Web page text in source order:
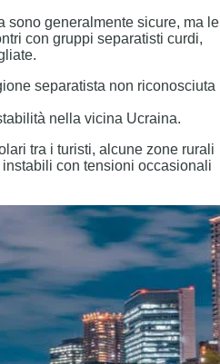
sono generalmente sicure, ma le
con gruppi separatisti curdi,
separatista non riconosciuta
nella vicina Ucraina.
tra i turisti, alcune zone rurali
con tensioni occasionali